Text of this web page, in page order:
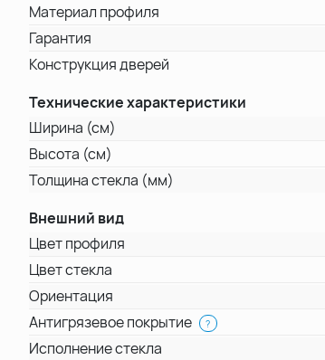
Материал профиля
Гарантия
Конструкция дверей
Технические характеристики
Ширина (см)
Высота (см)
Толщина стекла (мм)
Внешний вид
Цвет профиля
Цвет стекла
Ориентация
Антигрязевое покрытие
?
Исполнение стекла